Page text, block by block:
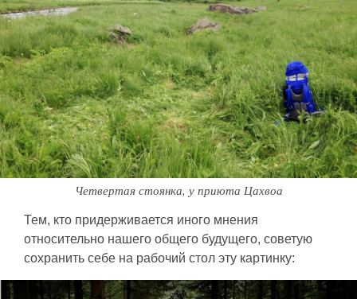
Четвертая стоянка, у приюта Цахвоа
Тем, кто придерживается иного мнения
относительно нашего общего будущего, советую
сохранить себе на рабочий стол эту картинку: